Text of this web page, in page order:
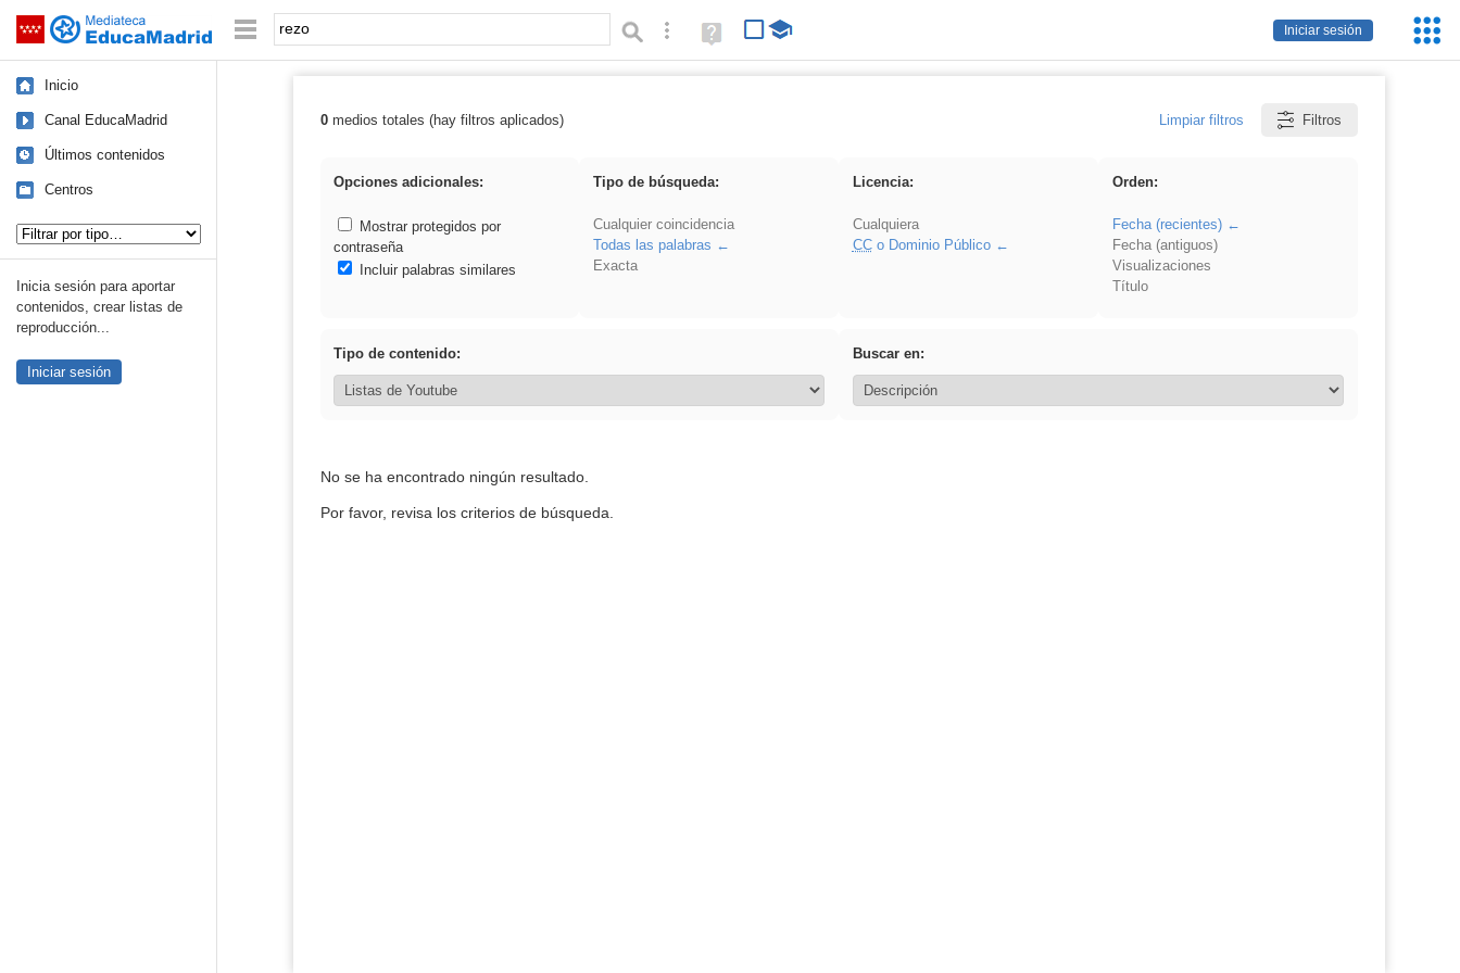
Saltar navegación
Iniciar sesión
Palabra o frase: Búsqueda avanzada
Ayuda
(en
Inicio
Canal EducaMadrid
Últimos contenidos
Centros
Inicia sesión para aportar
contenidos, crear listas de
reproducción...
Iniciar sesión
Resultados de: rezo
0medios totales (hay filtros aplicados) Limpiar filtros Filtros
Opciones adicionales:
Mostrar protegidos por
contraseña
Incluir palabras similares
Tipo de búsqueda:
Cualquier coincidencia
Todas las palabras
Exacta
Licencia:
Cualquiera
CCo Dominio Público
Orden:
Fecha (recientes)
Fecha (antiguos)
Visualizaciones
Título
Tipo de contenido: Buscar en:
No se ha encontrado ningún resultado.
Por favor, revisa los criterios de búsqueda.